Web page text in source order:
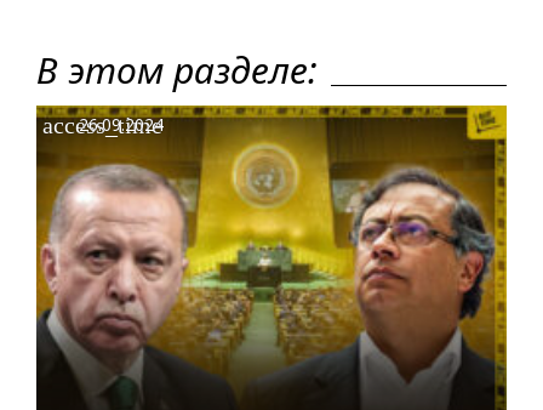
В этом разделе:
access_time
26.09.2024